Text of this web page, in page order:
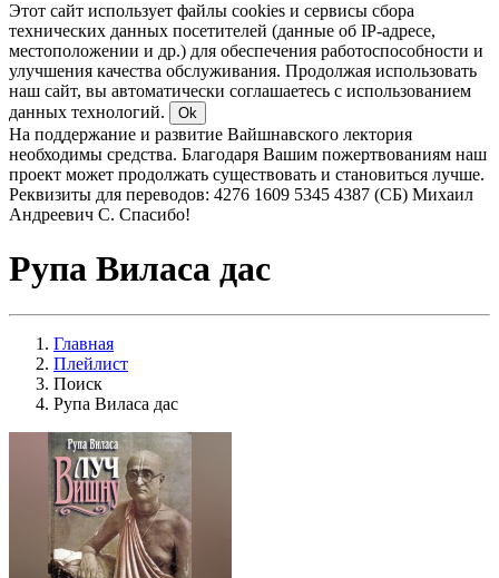
Этот сайт использует файлы cookies и сервисы сбора
технических данных посетителей (данные об IP-адресе,
местоположении и др.) для обеспечения работоспособности и
улучшения качества обслуживания. Продолжая использовать
наш сайт, вы автоматически соглашаетесь с использованием
данных технологий.
Ok
На поддержание и развитие Вайшнавского лектория
необходимы средства. Благодаря Вашим пожертвованиям наш
проект может продолжать существовать и становиться лучше.
Реквизиты для переводов: 4276 1609 5345 4387 (СБ) Михаил
Андреевич С. Спасибо!
Рупа Виласа дас
Главная
Плейлист
Поиск
Рупа Виласа дас